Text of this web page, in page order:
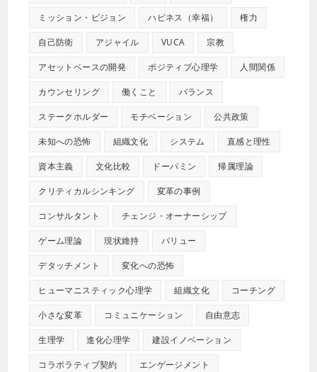
ミッション・ビジョン ハピネス（幸福） 権力
自己防衛 アジャイル VUCA 宗教
アセットベースの開発 ポジティブ心理学 人間関係
カウンセリング 働くこと バランス
ステークホルダー モチベーション 公共政策
未知への恐怖 組織文化 システム 直感と理性
資本主義 文化比較 ドーパミン 帰属理論
クリティカルシンキング 変革の事例
コンサルタント チェンジ・オーナーシップ
ゲーム理論 現状維持 バリュー
デタッチメント 変化への恐怖
ヒューマニスティック心理学 組織文化 コーチング
小さな変革 コミュニケーション 自由意志
生理学 進化心理学 建設イノベーション
コラボラティブ契約 エンゲージメント